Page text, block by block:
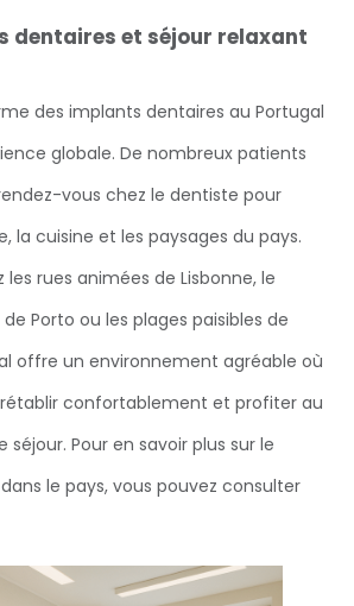
dentaires et séjour relaxant
des implants dentaires au Portugal
globale. De nombreux patients
vous chez le dentiste pour
la cuisine et les paysages du pays.
rues animées de Lisbonne, le
Porto ou les plages paisibles de
offre un environnement agréable où
confortablement et profiter au
Pour en savoir plus sur le
le pays, vous pouvez consulter